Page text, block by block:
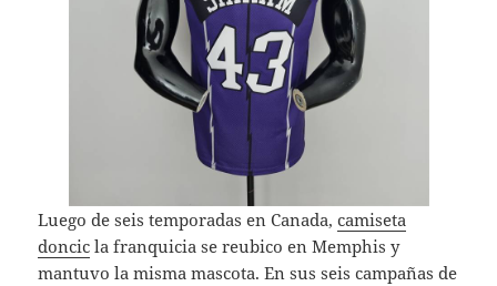
Luego de seis temporadas en Canada,camiseta
doncic la franquicia se reubico en Memphis y
mantuvo la misma mascota. En sus seis campañas de